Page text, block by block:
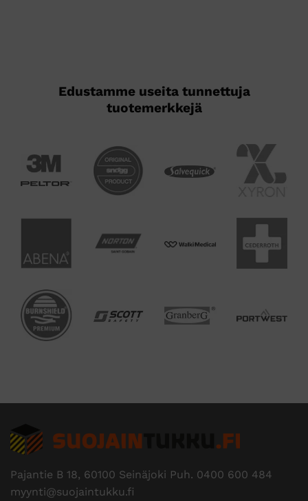
Edustamme useita tunnettuja
tuotemerkkejä
Pajantie B 18, 60100 Seinäjoki Puh. 0400 600 484
myynti@suojaintukku.fi